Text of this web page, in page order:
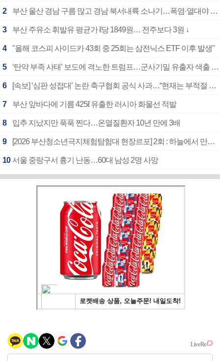
2 부산 울산 경남 구름 많고 경남 북서내륙 소나기…폭염·열대야 계속
3 부산 주유소 휘발유 평균가 ℓ당 1849원… 전주보다 3원 ↓
4 "올해 코스피 사이드카 43회 중 25회는 삼전닉스 ETF 이후 발생"
5 ‘탄약 부족 사태’ 보도에 격노한 트럼프…군사기밀 유출자 색출 지시
6 [속보] ‘심판 성접대’ 논란 축구협회 공식 사과…“현재는 부적절 행위 없어”
7 부산 앞바다에 기름 425ℓ 유출한 러시아 화물선 적발
8 입추 지났지만 푹푹 찐다…온열질환자 10년 만에 3배
9 [2026 부산청소년극지체험탐험대 현장르포] 2회 : 하늘에서 만난 얼음의 나라
10 서울 중랑구서 흉기 난동…60대 남성 2명 사망